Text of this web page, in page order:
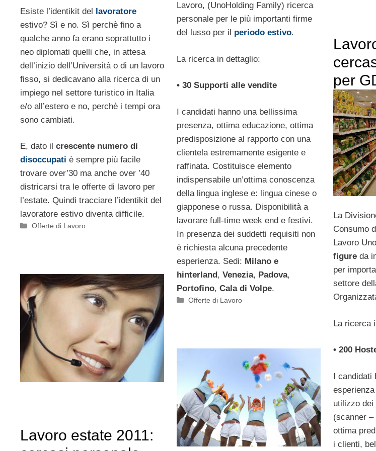
Esiste l’identikit del lavoratore
estivo? Sì e no. Sì perchè fino a
qualche anno fa erano soprattutto i
neo diplomati quelli che, in attesa
dell’inizio dell’Università o di un lavoro
fisso, si dedicavano alla ricerca di un
impiego nel settore turistico in Italia
e/o all’estero e no, perchè i tempi ora
sono cambiati.
E, dato il crescente numero di
disoccupati è sempre più facile
trovare over’30 ma anche over ’40
districarsi tra le offerte di lavoro per
l’estate. Quindi tracciare l’identikit del
lavoratore estivo diventa difficile.
Categorie
Offerte di Lavoro
Lavoro, (UnoHolding Family) ricerca
personale per le più importanti firme
del lusso per il periodo estivo.
La ricerca in dettaglio:
• 30 Supporti alle vendite
I candidati hanno una bellissima
presenza, ottima educazione, ottima
predisposizione al rapporto con una
clientela estremamente esigente e
raffinata. Costituisce elemento
indispensabile un’ottima conoscenza
della lingua inglese e: lingua cinese o
giapponese o russa. Disponibilità a
lavorare full-time week end e festivi.
In presenza dei suddetti requisiti non
è richiesta alcuna precedente
esperienza. Sedi: Milano e
hinterland, Venezia, Padova,
Portofino, Cala di Volpe.
Categorie
Offerte di Lavoro
per
La
Consumo
Lavoro
figureda
per
settore
La ricerca
• 200
I candidati
utilizzo
(scanner
ottima
i clienti,
Lavoro estate 2011: